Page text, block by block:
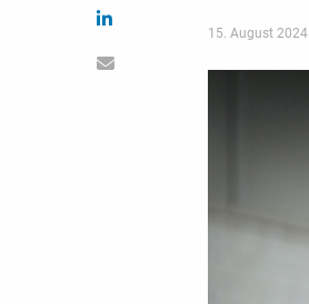
15. August 2024